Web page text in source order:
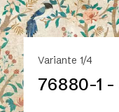
Variante 1/4
76880-1 -